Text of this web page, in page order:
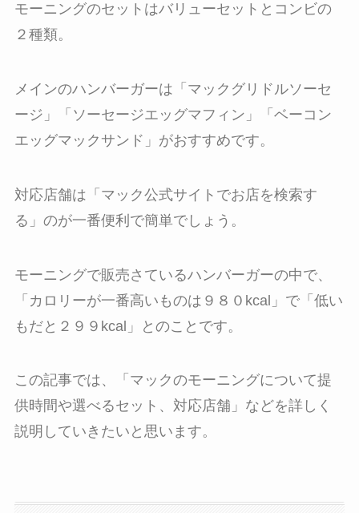
モーニングのセットはバリューセットとコンビの
２種類。
メインのハンバーガーは「マックグリドルソーセ
ージ」「ソーセージエッグマフィン」「ベーコン
エッグマックサンド」がおすすめです。
対応店舗は「マック公式サイトでお店を検索す
る」のが一番便利で簡単でしょう。
モーニングで販売さているハンバーガーの中で、
「カロリーが一番高いものは９８０kcal」で「低い
もだと２９９kcal」とのことです。
この記事では、「マックのモーニングについて提
供時間や選べるセット、対応店舗」などを詳しく
説明していきたいと思います。